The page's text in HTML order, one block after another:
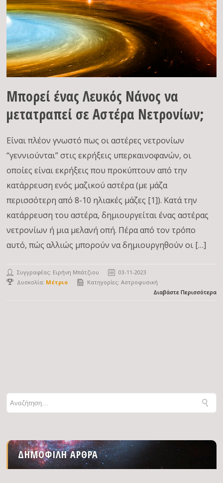
Μπορεί ένας Λευκός Νάνος να
μετατραπεί σε Αστέρα Νετρονίων;
Είναι πλέον γνωστό πως οι αστέρες νετρονίων
“γεννιούνται” στις εκρήξεις υπερκαινοφανών, οι
οποίες είναι εκρήξεις που προκύπτουν από την
κατάρρευση ενός μαζικού αστέρα (με μάζα
περισσότερη από 8-10 ηλιακές μάζες [1]). Κατά την
κατάρρευση του αστέρα, δημιουργείται ένας αστέρας
νετρονίων ή μια μελανή οπή. Πέρα από τον τρόπο
αυτό, πώς αλλιώς μπορούν να δημιουργηθούν οι […]
Συγγραφέας: Ειρήνη Μπάτζιου
03-11-2023
Δυσκολία: Μέτριο Κατηγορίες:Αστροφυσική
Διαβάστε Περισσότερα
ΔΗΜΟΦΙΛΉ ΆΡΘΡΑ